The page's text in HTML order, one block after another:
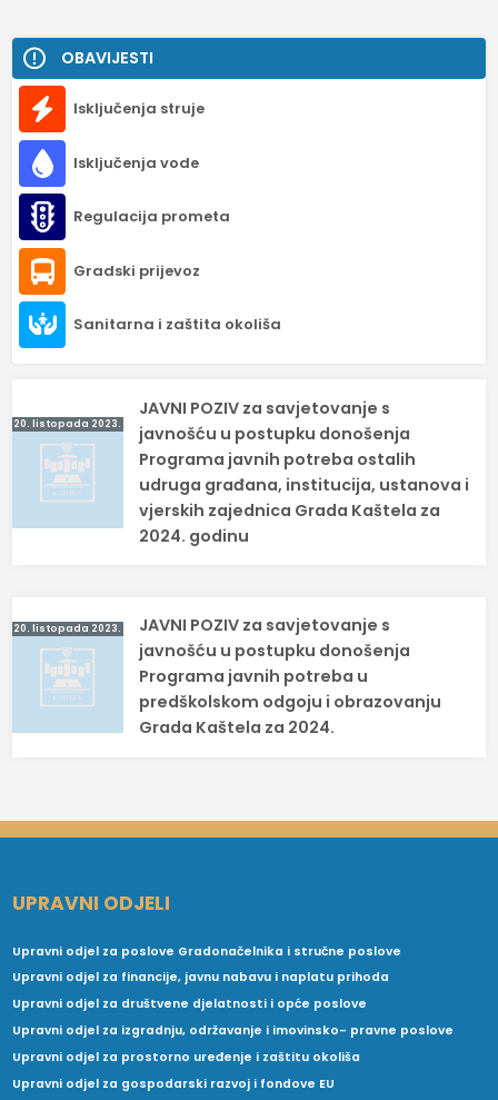
OBAVIJESTI
Isključenja struje
Isključenja vode
Regulacija prometa
Gradski prijevoz
Sanitarna i zaštita okoliša
Navigacija
objava
20. listopada 2023.
JAVNI POZIV za savjetovanje s
javnošću u postupku donošenja
Programa javnih potreba ostalih
udruga građana, institucija, ustanova i
vjerskih zajednica Grada Kaštela za
2024. godinu
20. listopada 2023.
JAVNI POZIV za savjetovanje s
javnošću u postupku donošenja
Programa javnih potreba u
predškolskom odgoju i obrazovanju
Grada Kaštela za 2024.
UPRAVNI ODJELI
Upravni odjel za poslove Gradonačelnika i stručne poslove
Upravni odjel za financije, javnu nabavu i naplatu prihoda
Upravni odjel za društvene djelatnosti i opće poslove
Upravni odjel za izgradnju, održavanje i imovinsko- pravne poslove
Upravni odjel za prostorno uređenje i zaštitu okoliša
Upravni odjel za gospodarski razvoj i fondove EU